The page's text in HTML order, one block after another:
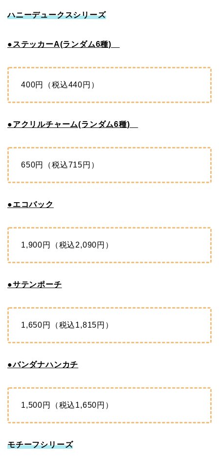
ハニーデュークスシリーズ
●ステッカーA(ランダム6種)
400円（税込440円）
●アクリルチャーム(ランダム6種)
650円（税込715円）
●エコバック
1,900円（税込2,090円）
●サテンポーチ
1,650円（税込1,815円）
●バンダナハンカチ
1,500円（税込1,650円）
モチーフシリーズ